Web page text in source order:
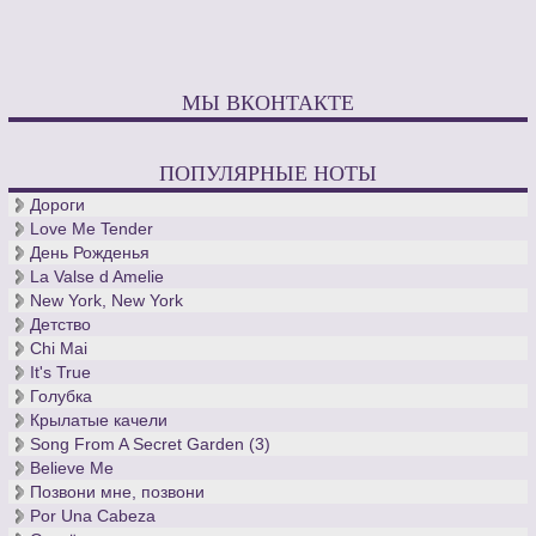
интересуется творчеством норвежского композитора, мы
МЫ ВКОНТАКТЕ
ПОПУЛЯРНЫЕ НОТЫ
Дороги
Love Me Tender
День Рожденья
La Valse d Amelie
New York, New York
Детство
Chi Mai
It's True
Голубка
Крылатые качели
Song From A Secret Garden (3)
Believe Me
Позвони мне, позвони
Por Una Cabeza